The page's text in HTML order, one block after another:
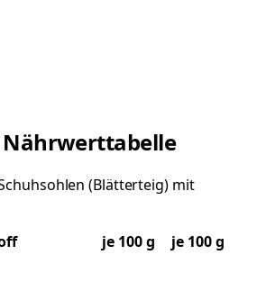
(Blätterteig) mit
je 100g
je 100 g